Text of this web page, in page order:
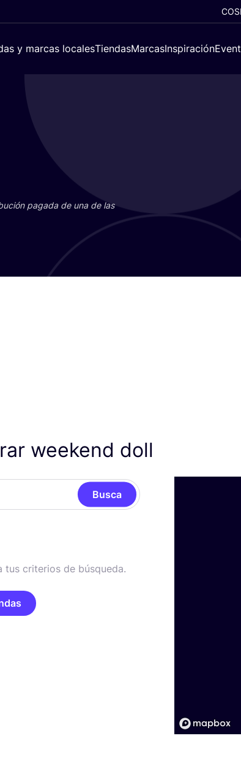
y marcas localesTiendasMarcasInspiración
paga­da de una de las
weekend doll
Busca
tus criterios de búsqueda.